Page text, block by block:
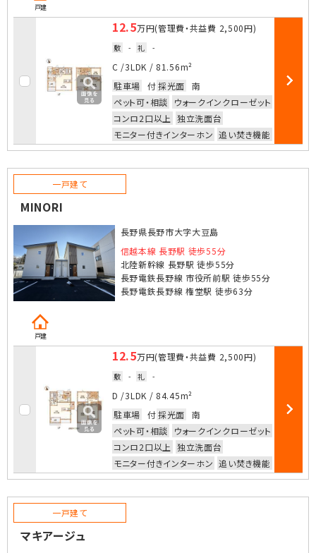
戸建
12.5万円(管理費・共益費 2,500円)
敷 - 礼 -
C /3LDK / 81.56m²
駐車場
付採光面
南
ペット可・相談
ウォークインクローゼット
コンロ2口以上 独立洗面台
モニター付きインターホン 追い焚き機能
部屋詳細
一戸建て
MINORI
長野県長野市大字大豆島
信越本線 長野駅 徒歩55分
北陸新幹線 長野駅 徒歩55分
長野電鉄長野線 市役所前駅 徒歩55分
長野電鉄長野線 権堂駅 徒歩63分
戸建
12.5万円(管理費・共益費 2,500円)
敷 - 礼 -
D /3LDK / 84.45m²
駐車場
付採光面
南
ペット可・相談
ウォークインクローゼット
コンロ2口以上 独立洗面台
モニター付きインターホン 追い焚き機能
部屋詳細
一戸建て
マキアージュ